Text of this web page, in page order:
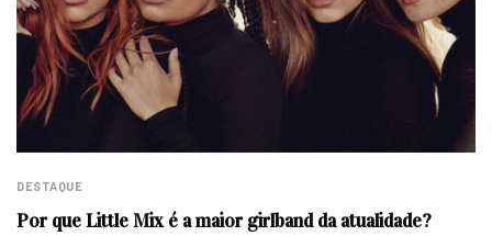
DESTAQUE
Por que Little Mix é a maior girlband da atualidade?